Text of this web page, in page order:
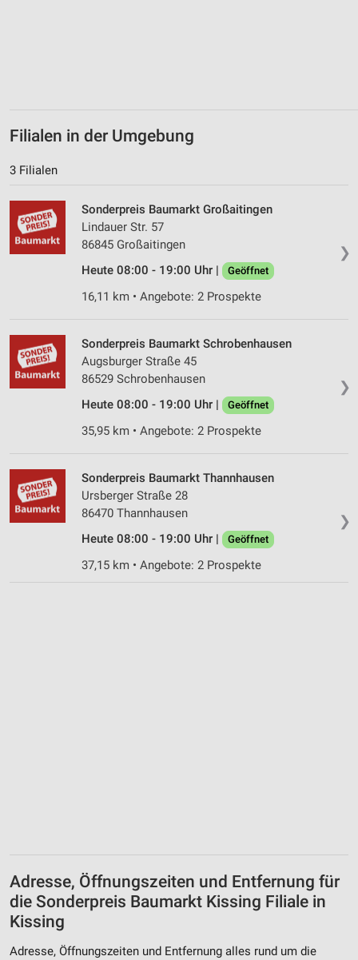
Filialen in der Umgebung
3 Filialen
❯
Sonderpreis Baumarkt Großaitingen
Lindauer Str. 57
86845 Großaitingen
Heute 08:00 - 19:00 Uhr |
Geöffnet
16,11 km • Angebote: 2 Prospekte
❯
Sonderpreis Baumarkt Schrobenhausen
Augsburger Straße 45
86529 Schrobenhausen
Heute 08:00 - 19:00 Uhr |
Geöffnet
35,95 km • Angebote: 2 Prospekte
❯
Sonderpreis Baumarkt Thannhausen
Ursberger Straße 28
86470 Thannhausen
Heute 08:00 - 19:00 Uhr |
Geöffnet
37,15 km • Angebote: 2 Prospekte
Adresse, Öffnungszeiten und Entfernung für
die Sonderpreis Baumarkt Kissing Filiale in
Kissing
Adresse, Öffnungszeiten und Entfernung alles rund um die
Werbung